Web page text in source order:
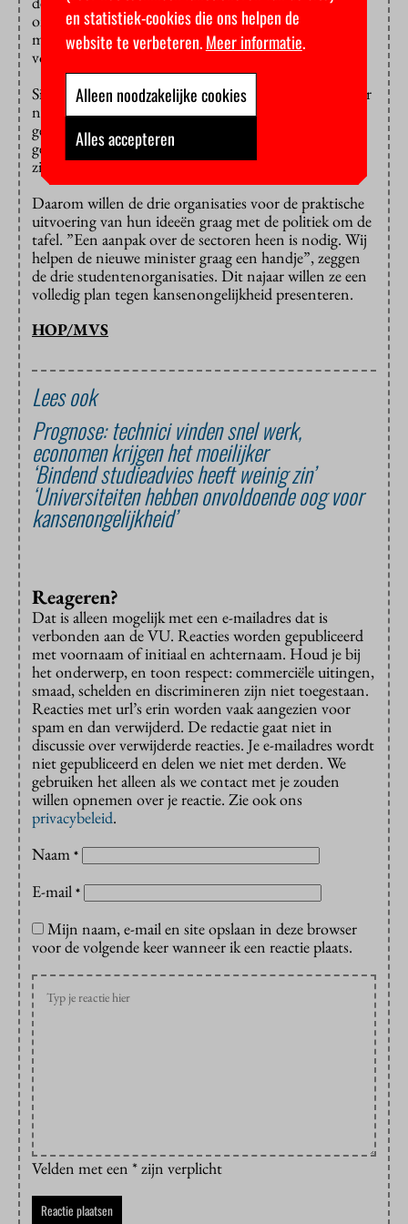
onderwijsinstellingen wat ver; zij kwamen in maart
met een manifest waarin ze eenschakeljaarbepleitten
voor havisten die het nodig hebben.
Sinnige vindt die plannen sympathiek, maar wil zich er
niet op voorhand bij aansluiten. “Belangrijk is in elk
geval dat alle maatregelen samenhangen. Het heeft
geen zin om te zeggen: ‘we doen dit nu alvast, en dan
zien we de rest later wel.’”
Daarom willen de drie organisaties voor de praktische
uitvoering van hun ideeën graag met de politiek om de
tafel. ”Een aanpak over de sectoren heen is nodig. Wij
helpen de nieuwe minister graag een handje”, zeggen
de drie studentenorganisaties. Dit najaar willen ze een
volledig plan tegen kansenongelijkheid presenteren.
HOP/MVS
Lees ook
Prognose: technici vinden snel werk,
economen krijgen het moeilijker
‘Bindend studieadvies heeft weinig zin’
‘Universiteiten hebben onvoldoende oog voor
kansenongelijkheid’
Reageren?
Dat is alleen mogelijk met een e-mailadres dat is
verbonden aan de VU. Reacties worden gepubliceerd
met voornaam of initiaal en achternaam. Houd je bij
het onderwerp, en toon respect: commerciële uitingen,
smaad, schelden en discrimineren zijn niet toegestaan.
Reacties met url’s erin worden vaak aangezien voor
spam en dan verwijderd. De redactie gaat niet in
discussie over verwijderde reacties. Je e-mailadres wordt
niet gepubliceerd en delen we niet met derden. We
gebruiken het alleen als we contact met je zouden
willen opnemen over je reactie. Zie ook ons
privacybeleid.
Naam *
E-mail *
Mijn naam, e-mail en site opslaan in deze browser
voor de volgende keer wanneer ik een reactie plaats.
Velden met een * zijn verplicht
en statistiek-cookies die ons helpen de
website te verbeteren.Meer informatie.
Alleen noodzakelijke cookies
Alles accepteren